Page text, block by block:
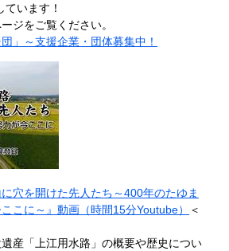
ています！
ジをご覧ください。
団」～支援企業・団体募集中！
穴を開けた先人たち～400年のたゆま
こに～』動画（時間15分Youtube）
＜
産「上江用水路」の概要や歴史につい